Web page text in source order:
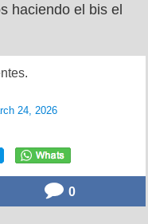
haciendo el bis el
24, 2026
0